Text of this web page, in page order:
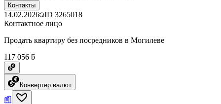
Контакты
14.02.2026 ID 3265018
Контактное лицо
Продать квартиру без посредников в Могилеве
117 056 ƃ
Конвертер валют